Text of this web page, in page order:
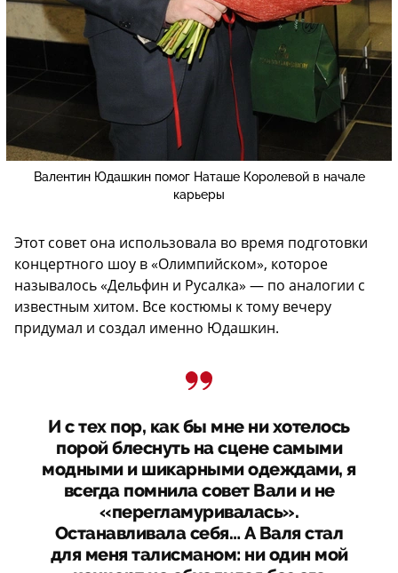
Валентин Юдашкин помог Наташе Королевой в начале
карьеры
Этот совет она использовала во время подготовки
концертного шоу в «Олимпийском», которое
называлось «Дельфин и Русалка» — по аналогии с
известным хитом. Все костюмы к тому вечеру
придумал и создал именно Юдашкин.
И с тех пор, как бы мне ни хотелось
порой блеснуть на сцене самыми
модными и шикарными одеждами, я
всегда помнила совет Вали и не
«перегламуривалась».
Останавливала себя… А Валя стал
для меня талисманом: ни один мой